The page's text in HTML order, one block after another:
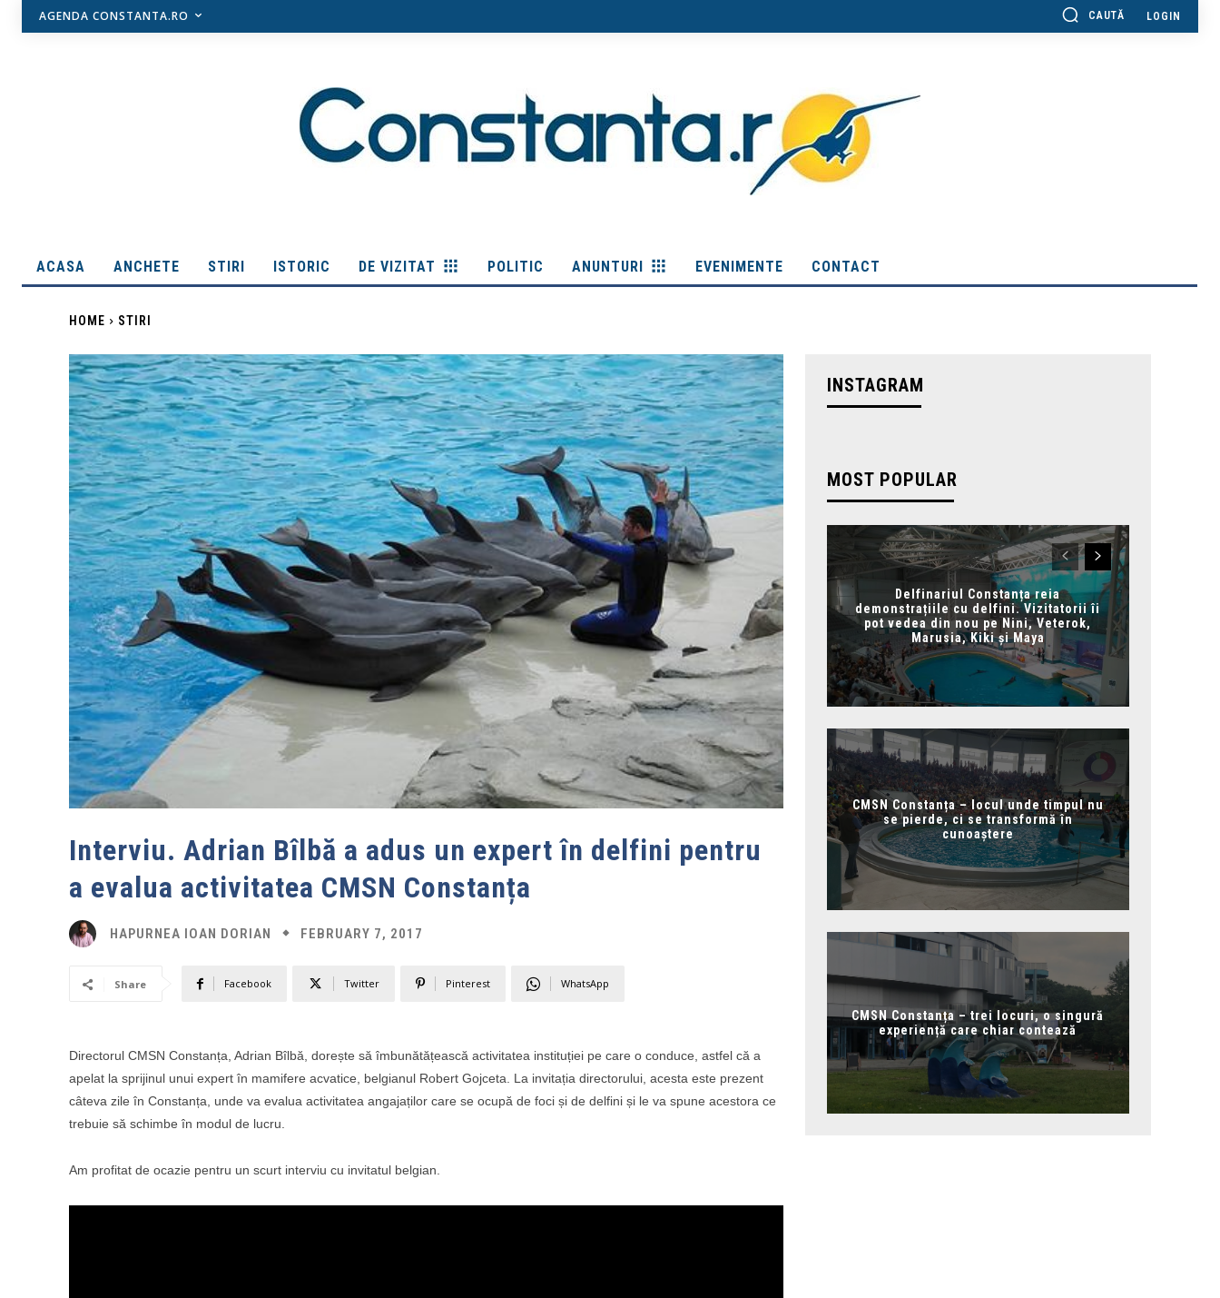
AGENDA CONSTANTA.RO CAUTĂ LOGIN
ACASA ANCHETE STIRI ISTORIC DE VIZITAT POLITIC ANUNTURI EVENIMENTE CONTACT
HOME STIRI
Interviu. Adrian Bîlbă a adus un expert în delfini pentru
a evalua activitatea CMSN Constanța
HAPURNEA IOAN DORIAN FEBRUARY 7, 2017
Share Facebook Twitter Pinterest WhatsApp
Directorul CMSN Constanța, Adrian Bîlbă, dorește să îmbunătățească activitatea instituției pe care o conduce, astfel că a
apelat la sprijinul unui expert în mamifere acvatice, belgianul Robert Gojceta. La invitația directorului, acesta este prezent
câteva zile în Constanța, unde va evalua activitatea angajaților care se ocupă de foci și de delfini și le va spune acestora ce
trebuie să schimbe în modul de lucru.
Am profitat de ocazie pentru un scurt interviu cu invitatul belgian.
INSTAGRAM
MOST POPULAR
Delfinariul Constanța reia
demonstrațiile cu delfini. Vizitatorii îi
pot vedea din nou pe Nini, Veterok,
Marusia, Kiki și Maya
CMSN Constanța – locul unde timpul nu
se pierde, ci se transformă în
cunoaștere
CMSN Constanța – trei locuri, o singură
experiență care chiar contează